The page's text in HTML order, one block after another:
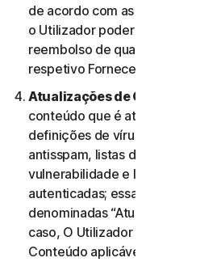
de acordo com as instruções do
o Utilizador poderá não ter
reembolso de qualquer
respetivo Fornecedor.
Atualizações de Conteúdo.
conteúdo que é atualizado
definições de vírus, definições
antisspam, listas de URL, regras
vulnerabilidade e listas
autenticadas; essas
denominadas “Atualizações de
caso, O Utilizador terá acesso
Conteúdo aplicáveis aos